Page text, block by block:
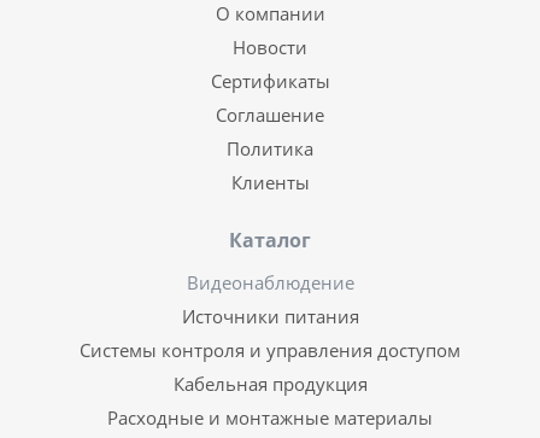
О компании
Новости
Сертификаты
Соглашение
Политика
Клиенты
Каталог
Видеонаблюдение
Источники питания
Системы контроля и управления доступом
Кабельная продукция
Расходные и монтажные материалы